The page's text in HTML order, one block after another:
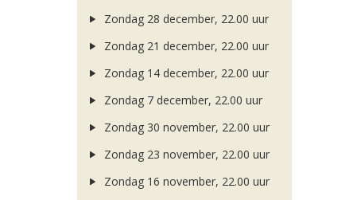
Zondag 28 december, 22.00 uur
Zondag 21 december, 22.00 uur
Zondag 14 december, 22.00 uur
Zondag 7 december, 22.00 uur
Zondag 30 november, 22.00 uur
Zondag 23 november, 22.00 uur
Zondag 16 november, 22.00 uur